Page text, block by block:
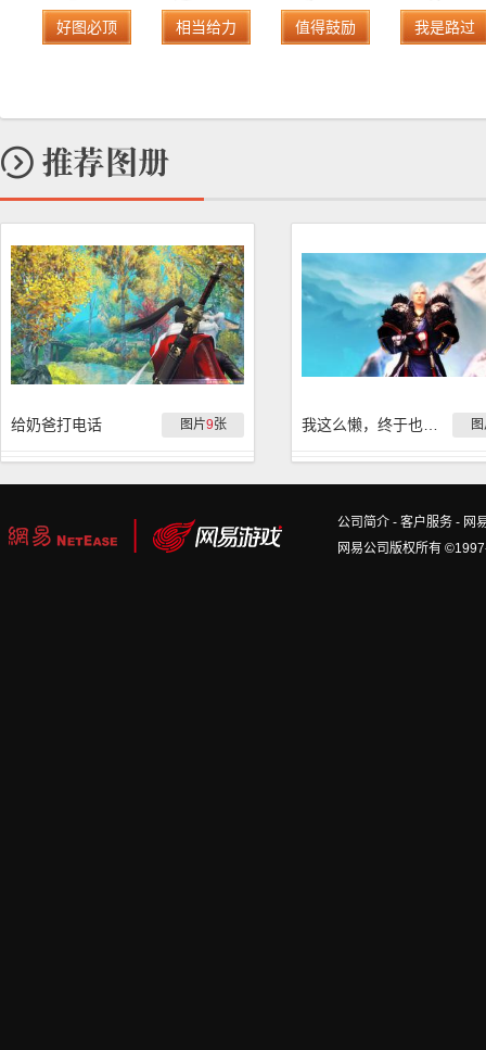
好图必顶 相当给力 值得鼓励 我是路过
图片9张
给奶爸打电话
公司简介 - 客户服务 - 网
网易公司版权所有